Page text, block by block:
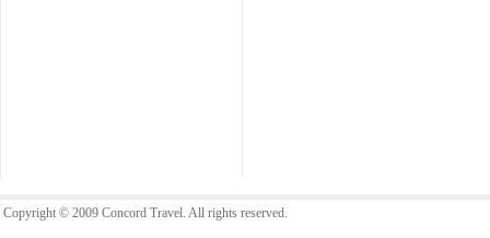
Copyright © 2009 Concord Travel. All rights reserved.